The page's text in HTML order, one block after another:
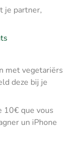
je partner,
met vegetariërs
deze bij je
10€ que vous
un iPhone